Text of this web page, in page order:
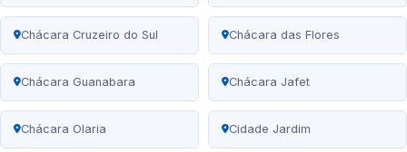
Chácara Cruzeiro do Sul Chácara das Flores
Chácara Guanabara Chácara Jafet
Chácara Olaria Cidade Jardim